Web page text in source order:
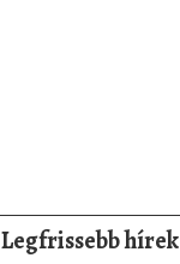
Legfrissebb hírek